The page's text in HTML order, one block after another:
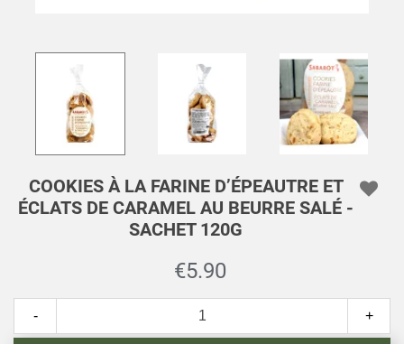
COOKIES À LA FARINE D’ÉPEAUTRE ET
ÉCLATS DE CARAMEL AU BEURRE SALÉ -
SACHET 120G
€5.90
- +